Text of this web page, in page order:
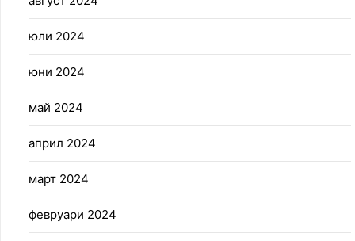
юли 2024
юни 2024
май 2024
април 2024
март 2024
февруари 2024